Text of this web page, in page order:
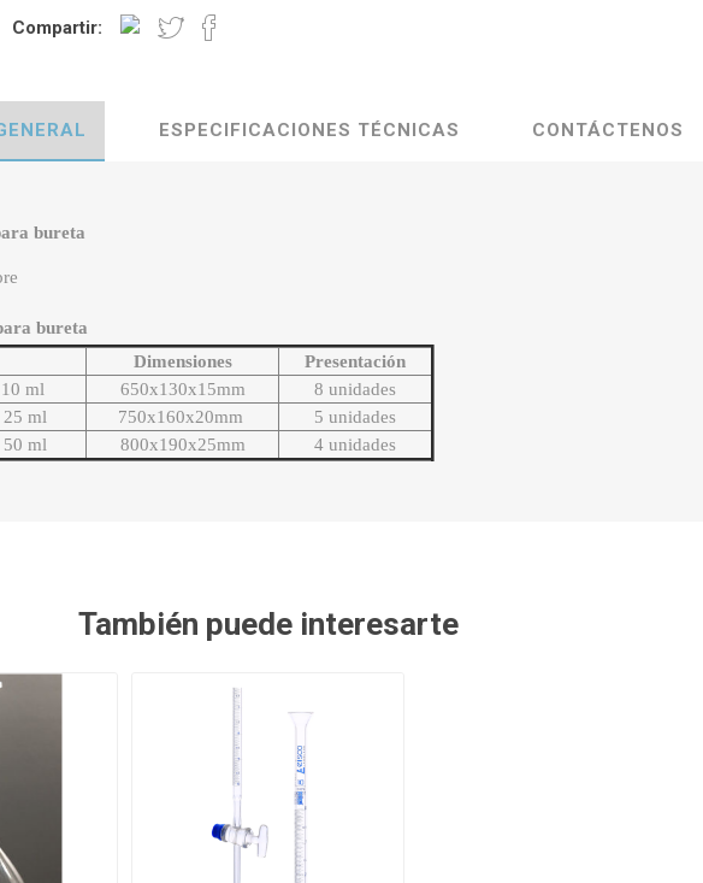
Compartir:
ESPECIFICACIONES TÉCNICAS CONTÁCTENOS
bureta
bureta
Dimensiones
Presentación
ml 650x130x15mm
8 unidades
25 ml 750x160x20mm
5 unidades
50 ml 800x190x25mm 4 unidades
También puede interesarte